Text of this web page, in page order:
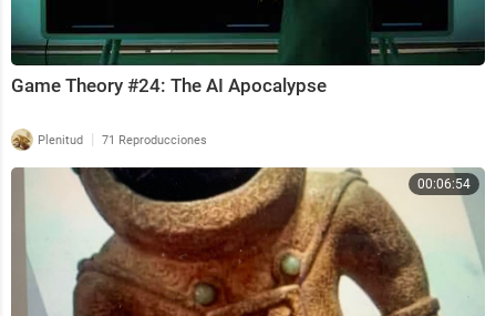
Game Theory #24: The AI Apocalypse
Plenitud | 71 Reproducciones
00:06:54